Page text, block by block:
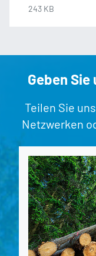
243 KB
Geben
Teilen Sie
Netzwerken